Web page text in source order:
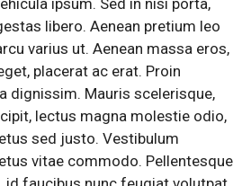
libero. Aenean pretium leo
varius ut. Aenean massa eros,
placerat ac erat. Proin
dignissim. Mauris scelerisque,
lectus magna molestie odio,
sed justo. Vestibulum
vitae commodo. Pellentesque